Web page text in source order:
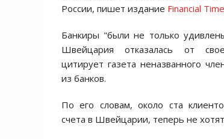
России, пишет издание Financial
Банкиры "были не только
Швейцария отказалась от
цитирует газета неназванного
из банков.
По его словам, около ста
счета в Швейцарии, теперь не